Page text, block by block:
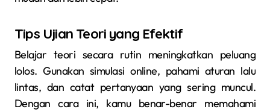
Tips Ujian Teori yang Efektif
Belajar teori secara rutin meningkatkan peluang
lolos. Gunakan simulasi online, pahami aturan lalu
lintas, dan catat pertanyaan yang sering muncul.
Dengan cara ini, kamu benar-benar memahami